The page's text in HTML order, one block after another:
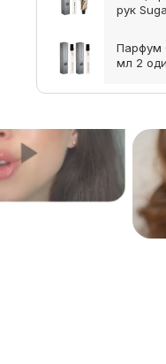
рук
Парфум
мл 2